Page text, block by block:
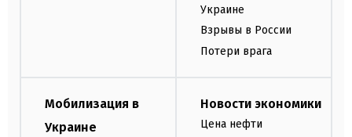
Украине
Взрывы в России
Потери врага
Мобилизация в
Украине
Новости экономики
Цена нефти